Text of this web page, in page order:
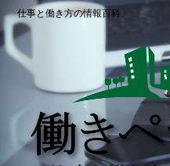
仕事と働き方の情報百科